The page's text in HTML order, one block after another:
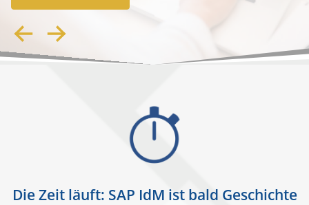
Die Zeit läuft: SAP IdM ist bald Geschichte